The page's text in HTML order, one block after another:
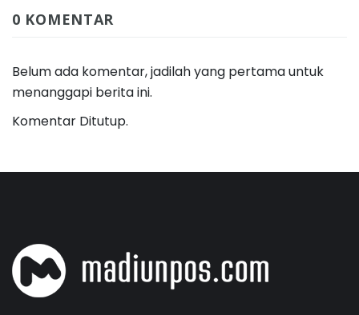
0 KOMENTAR
Belum ada komentar, jadilah yang pertama untuk
menanggapi berita ini.
Komentar Ditutup.